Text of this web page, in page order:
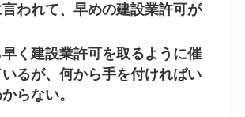
われて、早めの建設業許可が
く建設業許可を取るように催
るが、何から手を付ければい
らない。